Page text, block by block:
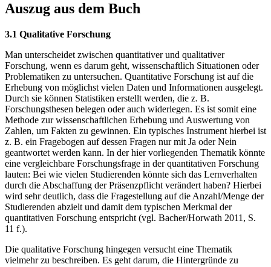
Auszug aus dem Buch
3.1 Qualitative Forschung
Man unterscheidet zwischen quantitativer und qualitativer
Forschung, wenn es darum geht, wissenschaftlich Situationen oder
Problematiken zu untersuchen. Quantitative Forschung ist auf die
Erhebung von möglichst vielen Daten und Informationen ausgelegt.
Durch sie können Statistiken erstellt werden, die z. B.
Forschungsthesen belegen oder auch widerlegen. Es ist somit eine
Methode zur wissenschaftlichen Erhebung und Auswertung von
Zahlen, um Fakten zu gewinnen. Ein typisches Instrument hierbei ist
z. B. ein Fragebogen auf dessen Fragen nur mit Ja oder Nein
geantwortet werden kann. In der hier vorliegenden Thematik könnte
eine vergleichbare Forschungsfrage in der quantitativen Forschung
lauten: Bei wie vielen Studierenden könnte sich das Lernverhalten
durch die Abschaffung der Präsenzpflicht verändert haben? Hierbei
wird sehr deutlich, dass die Fragestellung auf die Anzahl/Menge der
Studierenden abzielt und damit dem typischen Merkmal der
quantitativen Forschung entspricht (vgl. Bacher/Horwath 2011, S.
11 f.).
Die qualitative Forschung hingegen versucht eine Thematik
vielmehr zu beschreiben. Es geht darum, die Hintergründe zu